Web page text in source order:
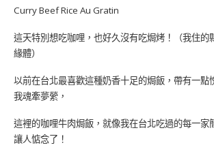
Curry Beef Rice Au Gratin
這天特別想吃咖哩，也好久沒有吃焗烤！（我住的
緣體）
以前在台北最喜歡這種奶香十足的焗飯，帶有一點
我魂牽夢縈，
這裡的咖哩牛肉焗飯，就像我在台北吃過的每一家
讓人惦念了！